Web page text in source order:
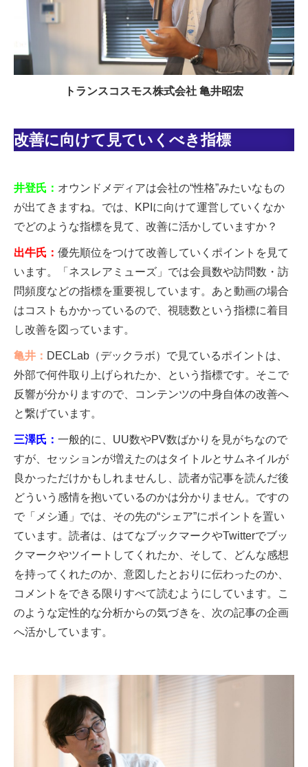
トランスコスモス株式会社 亀井昭宏
改善に向けて見ていくべき指標
井登氏： オウンドメディアは会社の“性格”みたいなもの
が出てきますね。では、KPIに向けて運営していくなか
でどのような指標を見て、改善に活かしていますか？
出牛氏： 優先順位をつけて改善していくポイントを見て
います。「ネスレアミューズ」では会員数や訪問数・訪
問頻度などの指標を重要視しています。あと動画の場合
はコストもかかっているので、視聴数という指標に着目
し改善を図っています。
亀井： DECLab（デックラボ）で見ているポイントは、
外部で何件取り上げられたか、という指標です。そこで
反響が分かりますので、コンテンツの中身自体の改善へ
と繋げています。
三澤氏： 一般的に、UU数やPV数ばかりを見がちなので
すが、セッションが増えたのはタイトルとサムネイルが
良かっただけかもしれませんし、読者が記事を読んだ後
どういう感情を抱いているのかは分かりません。ですの
で「メシ通」では、その先の“シェア”にポイントを置い
ています。読者は、はてなブックマークやTwitterでブッ
クマークやツイートしてくれたか、そして、どんな感想
を持ってくれたのか、意図したとおりに伝わったのか、
コメントをできる限りすべて読むようにしています。こ
のような定性的な分析からの気づきを、次の記事の企画
へ活かしています。